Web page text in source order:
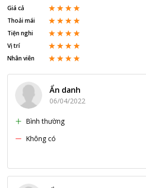
Giá cả
Thoải mái
Tiện nghi
Vị trí
Nhân viên
Ẩn danh
06/04/2022
Bình thường
Không có